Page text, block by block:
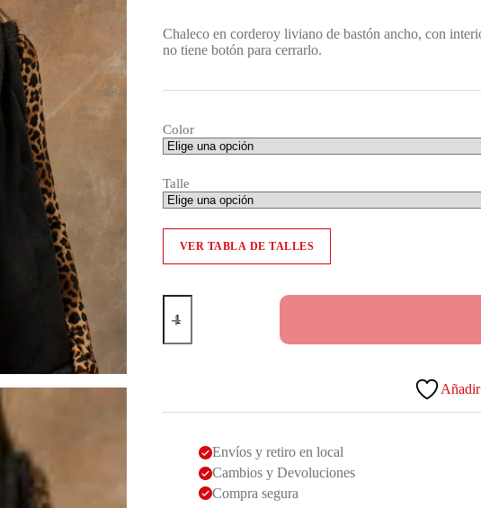
Chaleco en corderoy liviano de bastón ancho, con
no tiene botón para cerrarlo.
Color
Talle
VER TABLA DE TALLES
Chaleco
Jasky
Envíos y retiro en local
Cambios y Devoluciones
Compra segura